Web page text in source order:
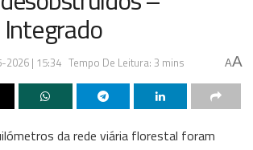
2026 | 15:34 Tempo De Leitura: 3 mins AA
da rede viária florestal foram